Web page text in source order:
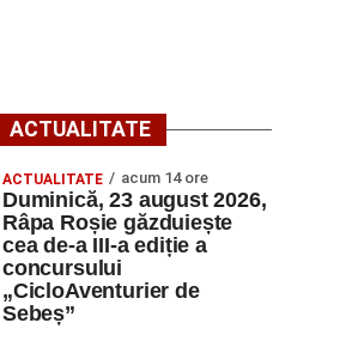
ACTUALITATE
ACTUALITATE acum 14 ore
Duminică, 23 august 2026,
Râpa Roșie găzduiește
cea de-a III-a ediție a
concursului
„CicloAventurier de
Sebeș”